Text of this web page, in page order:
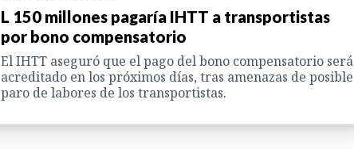
L 150 millones pagaría IHTT a transportistas
por bono compensatorio
El IHTT aseguró que el pago del bono compensatorio será
acreditado en los próximos días, tras amenazas de posible
paro de labores de los transportistas.